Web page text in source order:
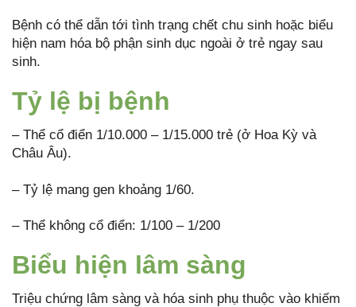
Bệnh có thể dẫn tới tình trạng chết chu sinh hoặc biểu
hiện nam hóa bộ phận sinh dục ngoài ở trẻ ngay sau
sinh.
Tỷ lệ bị bệnh
– Thể cổ điển 1/10.000 – 1/15.000 trẻ (ở Hoa Kỳ và
Châu Âu).
– Tỷ lệ mang gen khoảng 1/60.
– Thể không cổ điển: 1/100 – 1/200
Biểu hiện lâm sàng
Triệu chứng lâm sàng và hóa sinh phụ thuộc vào khiếm